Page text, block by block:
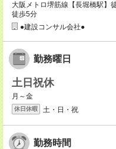
大阪メトロ堺筋線【長堀橋駅】
徒歩5分
●建設コンサル会社●
勤務曜日
土日祝休
月～金
休日休暇 土・日・祝
勤務時間